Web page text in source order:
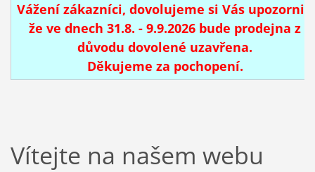
Vážení zákazníci, dovolujeme si Vás upozornit,
že ve dnech 31.8. - 9.9.2026 bude prodejna z
důvodu dovolené uzavřena.
Děkujeme za pochopení.
Vítejte na našem webu